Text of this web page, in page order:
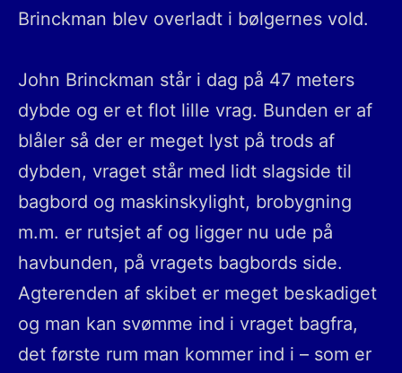
Brinckman blev overladt i bølgernes vold.
John Brinckman står i dag på 47 meters
dybde og er et flot lille vrag. Bunden er af
blåler så der er meget lyst på trods af
dybden, vraget står med lidt slagside til
bagbord og maskinskylight, brobygning
m.m. er rutsjet af og ligger nu ude på
havbunden, på vragets bagbords side.
Agterenden af skibet er meget beskadiget
og man kan svømme ind i vraget bagfra,
det første rum man kommer ind i – som er